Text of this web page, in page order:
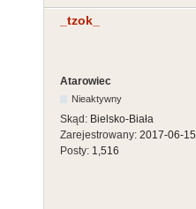
_tzok_
Atarowiec
Nieaktywny
Skąd: Bielsko-Biała
Zarejestrowany: 2017-06-15
Posty: 1,516